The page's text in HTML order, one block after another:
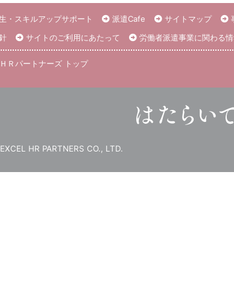
・スキルアップサポート 派遣Cafe サイトマップ
サイトのご利用にあたって 労働者派遣事業に関わる
Ｒパートナーズ トップ
HR PARTNERS CO., LTD.